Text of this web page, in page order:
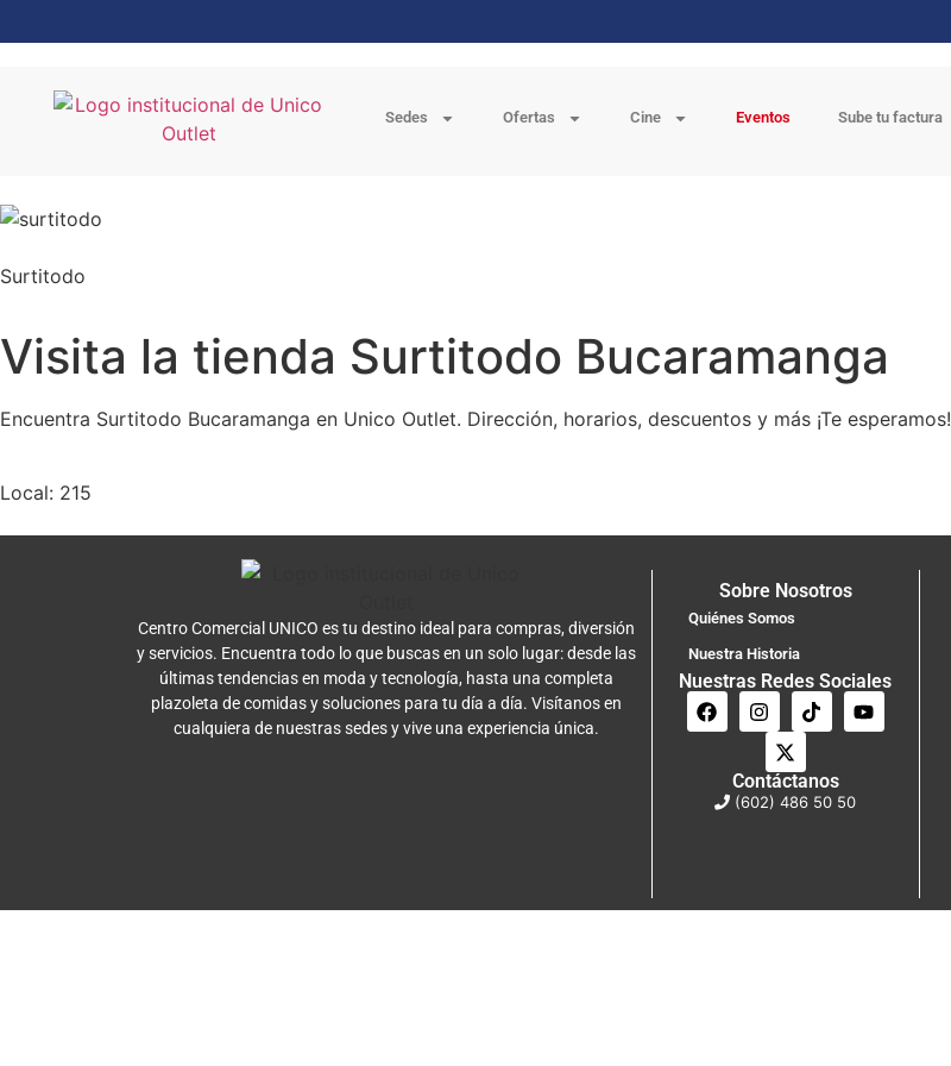
Sedes Ofertas Cine Eventos Sube tu factura
Surtitodo
Visita la tienda Surtitodo Bucaramanga
Encuentra Surtitodo Bucaramanga en Unico Outlet. Dirección, horarios, descuentos y más ¡Te esperamos!
Local: 215
Centro Comercial UNICO es tu destino ideal para compras, diversión
y servicios. Encuentra todo lo que buscas en un solo lugar: desde las
últimas tendencias en moda y tecnología, hasta una completa
plazoleta de comidas y soluciones para tu día a día. Visítanos en
cualquiera de nuestras sedes y vive una experiencia única.
Sobre Nosotros
Quiénes Somos
Nuestra Historia
Nuestras Redes Sociales
Contáctanos
(602) 486 50 50